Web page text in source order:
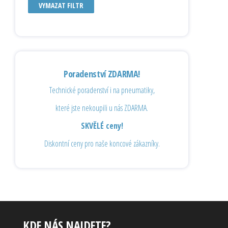
VYMAZAT FILTR
Poradenství ZDARMA!
Technické poradenství i na pneumatiky,
které jste nekoupili u nás ZDARMA.
SKVĚLÉ ceny!
Diskontní ceny pro naše koncové zákazníky.